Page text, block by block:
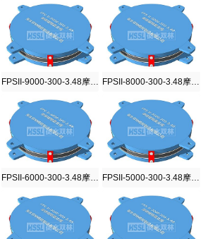
FPSII-9000-300-3.48摩擦摆隔震支座
FPSII-6000-300-3.48摩擦摆隔震支座